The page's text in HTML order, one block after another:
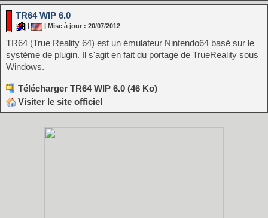
TR64 WIP 6.0
| Mise à jour : 20/07/2012
TR64 (True Reality 64) est un émulateur Nintendo64 basé sur le
système de plugin. Il s'agit en fait du portage de TrueReality sous
Windows.
Télécharger TR64 WIP 6.0 (46 Ko)
Visiter le site officiel